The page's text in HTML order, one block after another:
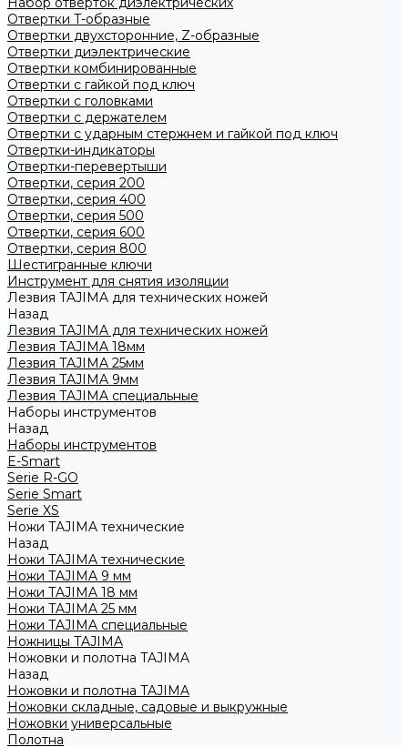
Отвертки T-образные
Отвертки двухсторонние, Z-образные
Отвертки диэлектрические
Отвертки комбинированные
Отвертки с гайкой под ключ
Отвертки с головками
Отвертки с держателем
Отвертки с ударным стержнем и гайкой под ключ
Отвертки-индикаторы
Отвертки-перевертыши
Отвертки, серия 200
Отвертки, серия 400
Отвертки, серия 500
Отвертки, серия 600
Отвертки, серия 800
Шестигранные ключи
Инструмент для снятия изоляции
Лезвия TAJIMA для технических ножей
Назад
Лезвия TAJIMA для технических ножей
Лезвия TAJIMA 18мм
Лезвия TAJIMA 25мм
Лезвия TAJIMA 9мм
Лезвия TAJIMA специальные
Наборы инструментов
Назад
Наборы инструментов
E-Smart
Serie R-GO
Serie Smart
Serie XS
Ножи TAJIMA технические
Назад
Ножи TAJIMA технические
Ножи TAJIMA 9 мм
Ножи TAJIMA 18 мм
Ножи TAJIMA 25 мм
Ножи TAJIMA специальные
Ножницы TAJIMA
Ножовки и полотна TAJIMA
Назад
Ножовки и полотна TAJIMA
Ножовки складные, садовые и выкружные
Ножовки универсальные
Полотна